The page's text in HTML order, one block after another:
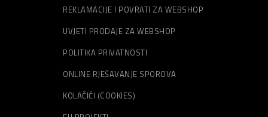
REKLAMACIJE I POVRATI ZA WEBSHOP
UVJETI PRODAJE ZA WEBSHOP
POLITIKA PRIVATNOSTI
ONLINE RJEŠAVANJE SPOROVA
KOLAČIĆI (COOKIES)